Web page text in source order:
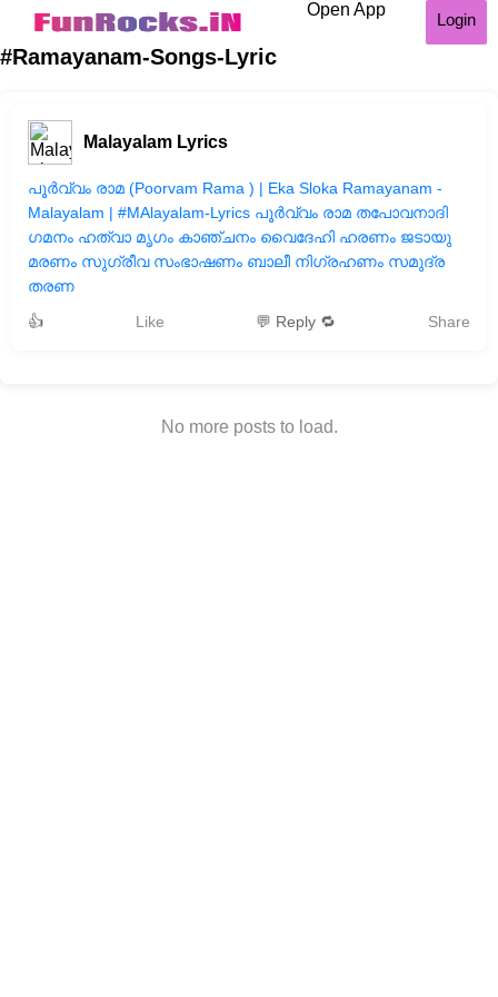
Open App
Login
#Ramayanam-Songs-Lyric
Malayalam Lyrics
പൂർവ്വം രാമ (Poorvam Rama ) | Eka Sloka Ramayanam -
Malayalam | #MAlayalam-Lyrics പൂർവ്വം രാമ തപോവനാദി
ഗമനം ഹത്വാ മൃഗം കാഞ്ചനം വൈദേഹി ഹരണം ജടായു
മരണം സുഗ്രീവ സംഭാഷണം ബാലീ നിഗ്രഹണം സമുദ്ര
തരണ
👍
Like 💬 Reply 🔁 Share
No more posts to load.